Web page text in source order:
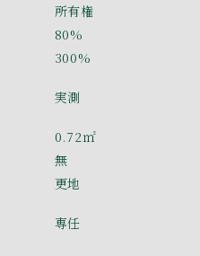
所有権
80%
300%
実測
0.72㎡
無
更地
専任